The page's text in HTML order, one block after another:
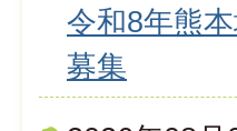
令和8年熊
募集